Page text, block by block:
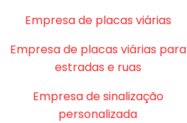
Empresa de placas viárias
Empresa de placas viárias para
estradas e ruas
Empresa de sinalização
personalizada